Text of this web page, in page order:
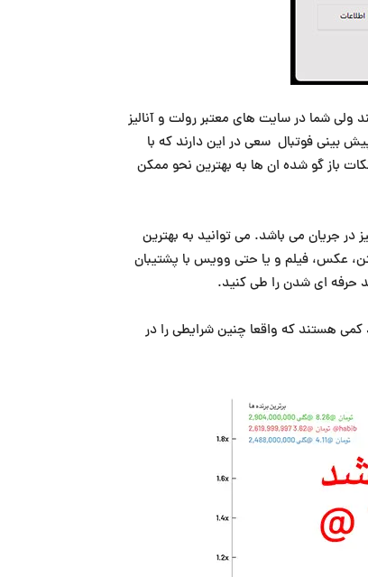
شما در سایت های معتبر رولت و آنالیز
بینی فوتبال سعی در این دارند که با
باز گو شده ان ها به بهترین نحو ممکن
در جریان می باشد. می توانید به بهترین
عکس، فیلم و یا حتی وویس با پشتیبان
حرفه ای شدن را طی کنید.
کمی هستند که واقعا چنین شرایطی را در